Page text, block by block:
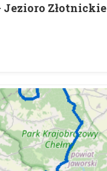
Jezioro Złotnickie